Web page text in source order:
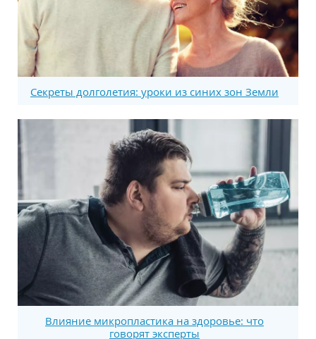
Секреты долголетия: уроки из синих зон Земли
Влияние микропластика на здоровье: что
говорят эксперты